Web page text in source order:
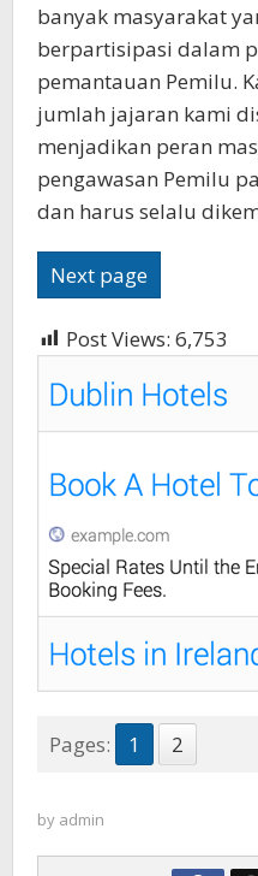
banyak masyarakat
berpartisipasi dalam
pemantauan Pemilu.
jumlah jajaran kami
menjadikan peran
pengawasan Pemilu
dan harus selalu
Next page
Post Views: 6,753
Pages: 1 2
by admin